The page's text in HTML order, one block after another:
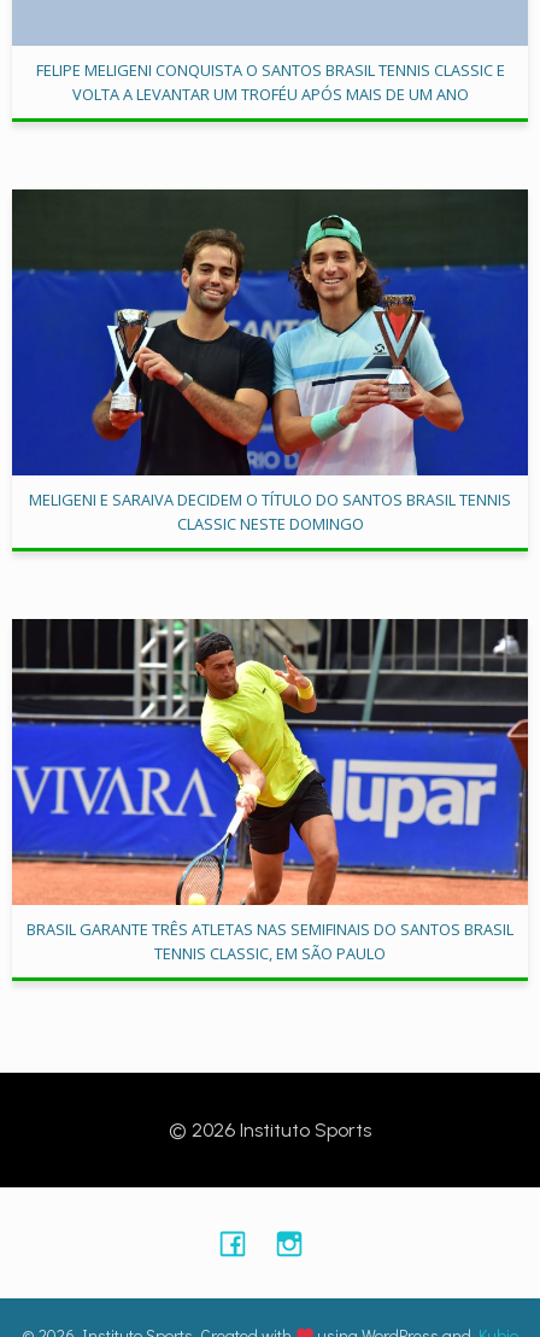
FELIPE MELIGENI CONQUISTA O SANTOS BRASIL TENNIS CLASSIC E
VOLTA A LEVANTAR UM TROFÉU APÓS MAIS DE UM ANO
MELIGENI E SARAIVA DECIDEM O TÍTULO DO SANTOS BRASIL TENNIS
CLASSIC NESTE DOMINGO
BRASIL GARANTE TRÊS ATLETAS NAS SEMIFINAIS DO SANTOS BRASIL
TENNIS CLASSIC, EM SÃO PAULO
© 2026 Instituto Sports